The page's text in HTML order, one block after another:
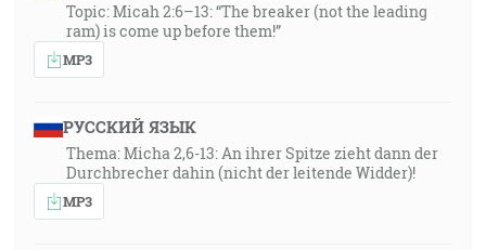
Topic: Micah 2:6–13: “The breaker (not the leading
ram) is come up before them!”
MP3
РУССКИЙ ЯЗЫК
Thema: Micha 2,6-13: An ihrer Spitze zieht dann der
Durchbrecher dahin (nicht der leitende Widder)!
MP3